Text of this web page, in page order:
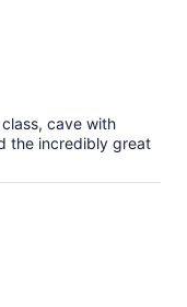
cave with
the incredibly great